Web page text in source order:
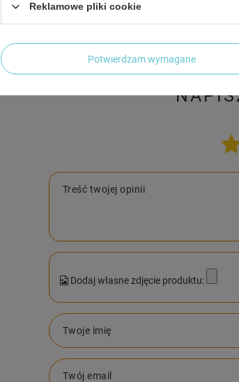
Treść twojej opinii
Dodaj własne zdjęcie produktu:
Twoje imię
Twój email
Reklamowe pliki cookie
Potwierdzam wymagane